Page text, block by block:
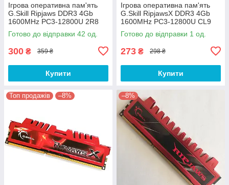
Ігрова оперативна пам'ять
G.Skill Ripjaws DDR3 4Gb
1600MHz PC3-12800U 2R8
CL9 (F3-12800CL9D-8GBRL)
Б/В
Готово до відправки 42 од.
300 ₴ 359 ₴
Купити
Ігрова оперативна пам'ять
G.Skill RipjawsX DDR3 4Gb
1600MHz PC3-12800U CL9
(F3-12800CL9Q-8GBXL) Б/В
Готово до відправки 1 од.
273 ₴ 298 ₴
Купити
Топ продажів –8% –8%